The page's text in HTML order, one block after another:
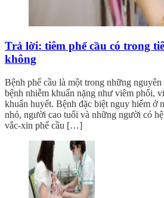
Trả lời: tiêm phế cầu có trong
không
Bệnh phế cầu là một trong những
bệnh nhiễm khuẩn nặng như viêm phổi,
khuẩn huyết. Bệnh đặc biệt nguy hiểm ở
nhỏ, người cao tuổi và những người có
vắc-xin phế cầu […]